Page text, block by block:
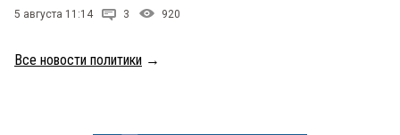
5 августа 11:14 3 920
Все новости политики →